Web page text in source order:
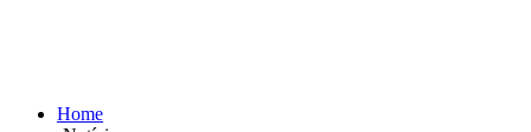
Home